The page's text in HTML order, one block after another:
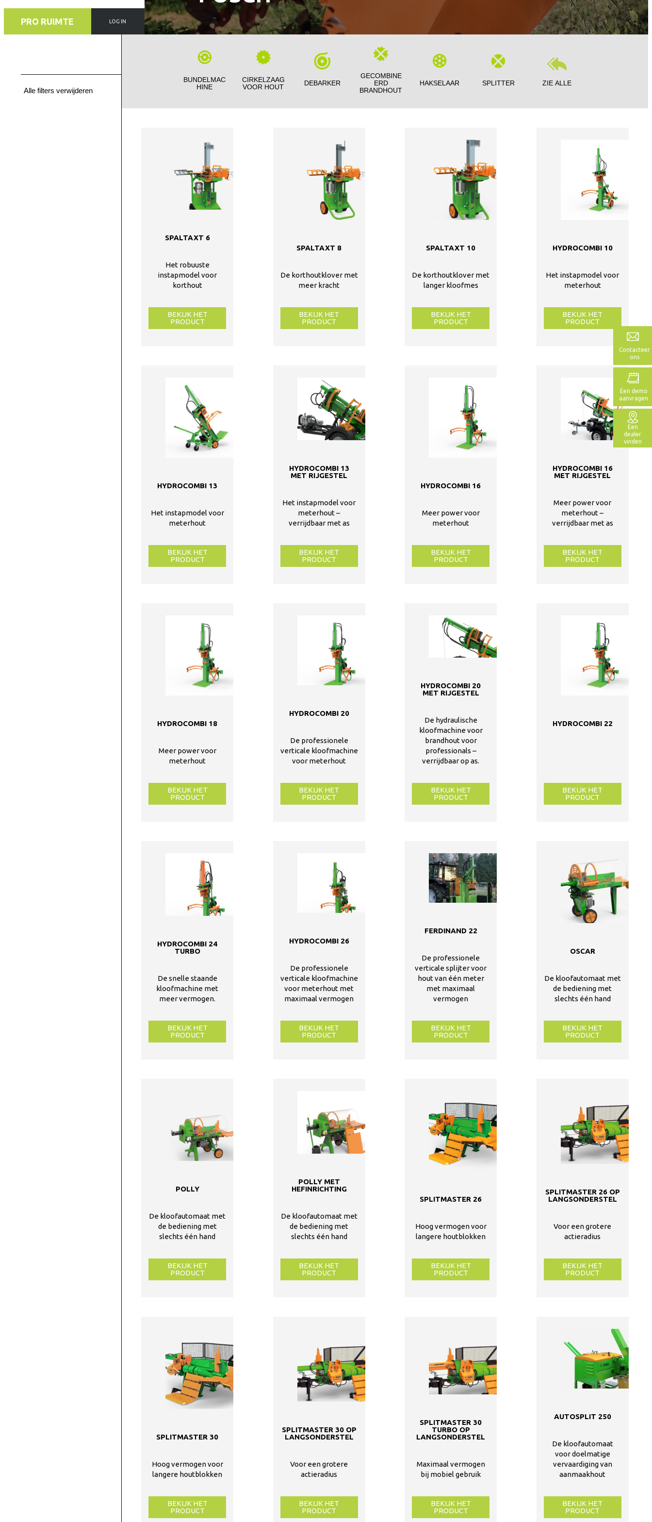
PRO RUIMTE LOG IN
Alle filters verwijderen
BUNDELMAC
HINE
CIRKELZAAG
VOOR HOUT
DEBARKER
GECOMBINE
ERD
BRANDHOUT
HAKSELAAR SPLITTER ZIE ALLE
SPALTAXT 6
Het robuuste
instapmodel voor
korthout
BEKIJK HET
PRODUCT
SPALTAXT 8
De korthoutklover met
meer kracht
BEKIJK HET
PRODUCT
SPALTAXT 10
De korthoutklover met
langer kloofmes
BEKIJK HET
PRODUCT
HYDROCOMBI 10
Het instapmodel voor
meterhout
BEKIJK HET
PRODUCT
HYDROCOMBI 13
Het instapmodel voor
meterhout
BEKIJK HET
PRODUCT
HYDROCOMBI 13
MET RIJGESTEL
Het instapmodel voor
meterhout –
verrijdbaar met as
BEKIJK HET
PRODUCT
HYDROCOMBI 16
Meer power voor
meterhout
BEKIJK HET
PRODUCT
HYDROCOMBI 16
MET RIJGESTEL
Meer power voor
meterhout –
verrijdbaar met as
BEKIJK HET
PRODUCT
HYDROCOMBI 18
Meer power voor
meterhout
BEKIJK HET
PRODUCT
HYDROCOMBI 20
De professionele
verticale kloofmachine
voor meterhout
BEKIJK HET
PRODUCT
HYDROCOMBI 20
MET RIJGESTEL
De hydraulische
kloofmachine voor
brandhout voor
professionals –
verrijdbaar op as.
BEKIJK HET
PRODUCT
HYDROCOMBI 22
BEKIJK HET
PRODUCT
HYDROCOMBI 24
TURBO
De snelle staande
kloofmachine met
meer vermogen.
BEKIJK HET
PRODUCT
HYDROCOMBI 26
De professionele
verticale kloofmachine
voor meterhout met
maximaal vermogen
BEKIJK HET
PRODUCT
FERDINAND 22
De professionele
verticale splijter voor
hout van één meter
met maximaal
vermogen
BEKIJK HET
PRODUCT
OSCAR
De kloofautomaat met
de bediening met
slechts één hand
BEKIJK HET
PRODUCT
POLLY
De kloofautomaat met
de bediening met
slechts één hand
BEKIJK HET
PRODUCT
POLLY MET
HEFINRICHTING
De kloofautomaat met
de bediening met
slechts één hand
BEKIJK HET
PRODUCT
SPLITMASTER 26
Hoog vermogen voor
langere houtblokken
BEKIJK HET
PRODUCT
SPLITMASTER 26 OP
LANGSONDERSTEL
Voor een grotere
actieradius
BEKIJK HET
PRODUCT
SPLITMASTER 30
Hoog vermogen voor
langere houtblokken
BEKIJK HET
PRODUCT
SPLITMASTER 30 OP
LANGSONDERSTEL
Voor een grotere
actieradius
BEKIJK HET
PRODUCT
SPLITMASTER 30
TURBO OP
LANGSONDERSTEL
Maximaal vermogen
bij mobiel gebruik
BEKIJK HET
PRODUCT
AUTOSPLIT 250
De kloofautomaat
voor doelmatige
vervaardiging van
aanmaakhout
BEKIJK HET
PRODUCT
Contacteer
ons
Een demo
aanvragen
Een
dealer
vinden